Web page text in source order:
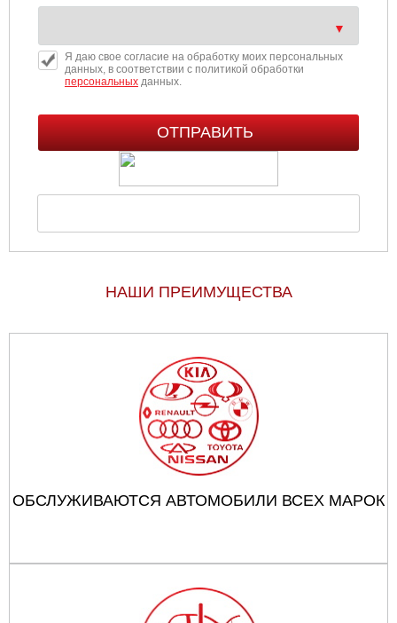
Я даю свое согласие на обработку моих персональных
данных, в соответствии с политикой обработки
персональныхданных.
НАШИ ПРЕИМУЩЕСТВА
ОБСЛУЖИВАЮТСЯ АВТОМОБИЛИ ВСЕХ МАРОК